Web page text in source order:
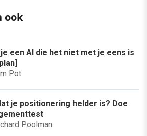
ook
een AI die het niet met je eens is
Pot
je positionering helder is? Doe
Poolman